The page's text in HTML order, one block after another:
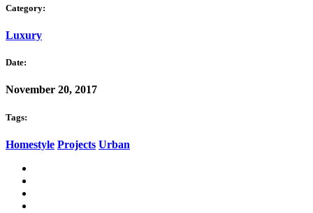
Category:
Luxury
Date:
November 20, 2017
Tags:
Homestyle Projects Urban